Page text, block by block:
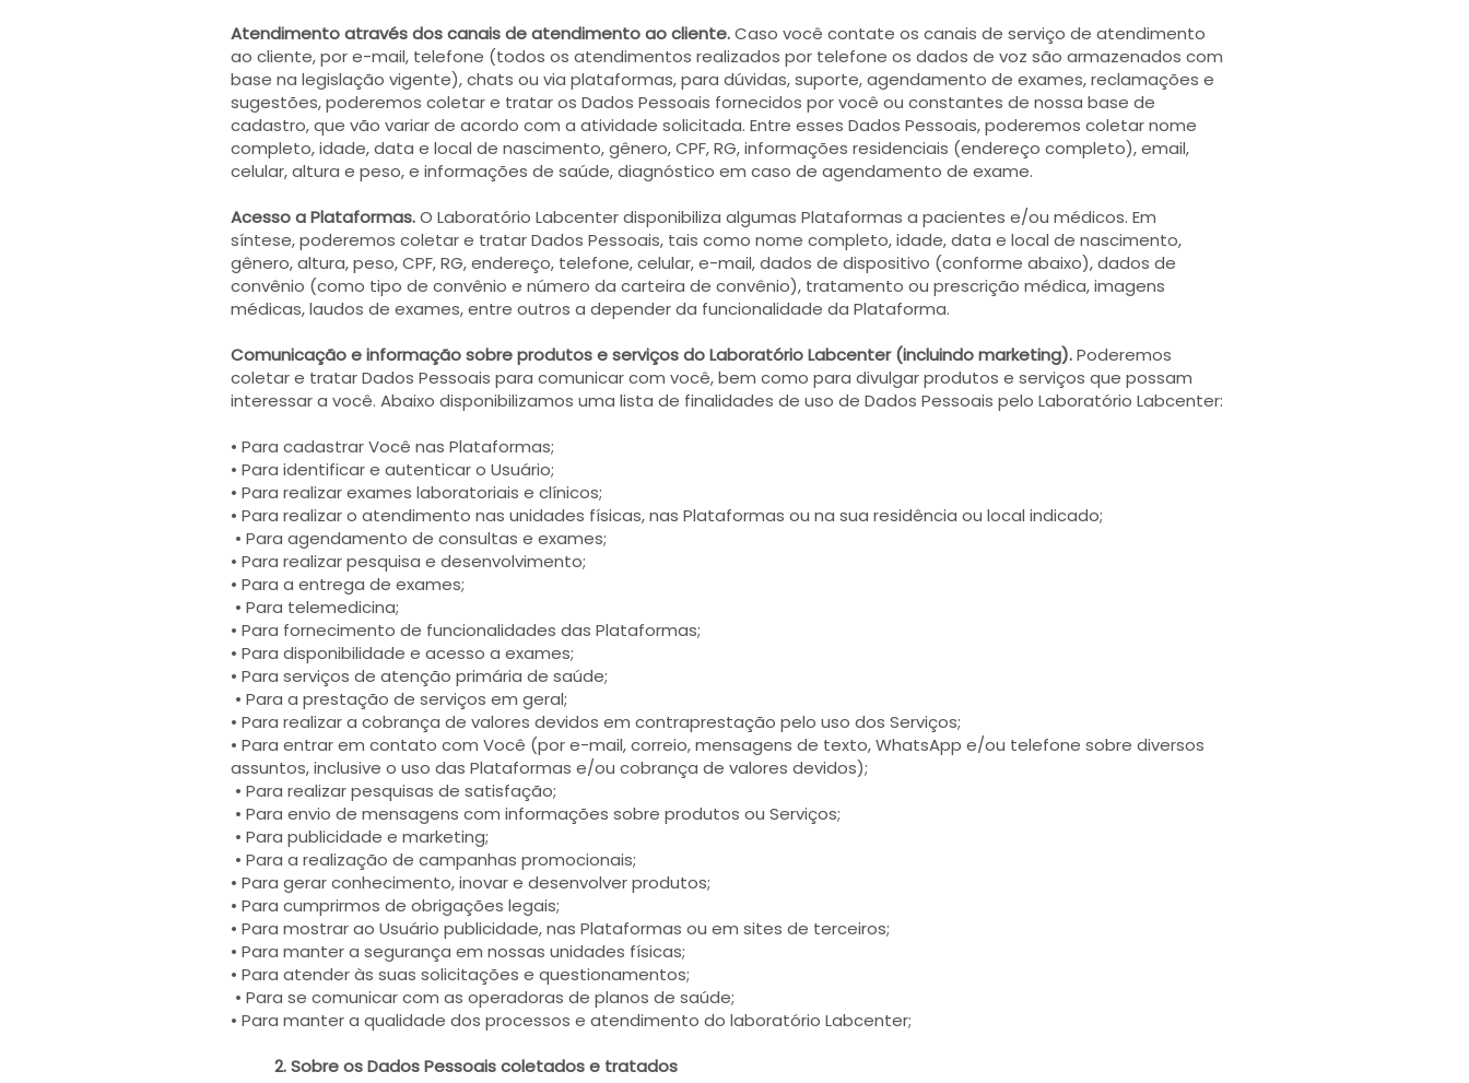
Atendimento através dos canais de atendimento ao cliente.Caso você contate os canais de serviço de atendimento
ao cliente, por e-mail, telefone (todos os atendimentos realizados por telefone os dados de voz são armazenados com
base na legislação vigente), chats ou via plataformas, para dúvidas, suporte, agendamento de exames, reclamações e
sugestões, poderemos coletar e tratar os Dados Pessoais fornecidos por você ou constantes de nossa base de
cadastro, que vão variar de acordo com a atividade solicitada. Entre esses Dados Pessoais, poderemos coletar nome
completo, idade, data e local de nascimento, gênero, CPF, RG, informações residenciais (endereço completo), email,
celular, altura e peso, e informações de saúde, diagnóstico em caso de agendamento de exame.
Acesso a Plataformas.O Laboratório Labcenter disponibiliza algumas Plataformas a pacientes e/ou médicos. Em
síntese, poderemos coletar e tratar Dados Pessoais, tais como nome completo, idade, data e local de nascimento,
gênero, altura, peso, CPF, RG, endereço, telefone, celular, e-mail, dados de dispositivo (conforme abaixo), dados de
convênio (como tipo de convênio e número da carteira de convênio), tratamento ou prescrição médica, imagens
médicas, laudos de exames, entre outros a depender da funcionalidade da Plataforma.
Comunicação e informação sobre produtos e serviços do Laboratório Labcenter (incluindo marketing).Poderemos
coletar e tratar Dados Pessoais para comunicar com você, bem como para divulgar produtos e serviços que possam
interessar a você. Abaixo disponibilizamos uma lista de finalidades de uso de Dados Pessoais pelo Laboratório Labcenter:
• Para cadastrar Você nas Plataformas;
• Para identificar e autenticar o Usuário;
• Para realizar exames laboratoriais e clínicos;
• Para realizar o atendimento nas unidades físicas, nas Plataformas ou na sua residência ou local indicado;
• Para agendamento de consultas e exames;
• Para realizar pesquisa e desenvolvimento;
• Para a entrega de exames;
• Para telemedicina;
• Para fornecimento de funcionalidades das Plataformas;
• Para disponibilidade e acesso a exames;
• Para serviços de atenção primária de saúde;
• Para a prestação de serviços em geral;
• Para realizar a cobrança de valores devidos em contraprestação pelo uso dos Serviços;
• Para entrar em contato com Você (por e-mail, correio, mensagens de texto, WhatsApp e/ou telefone sobre diversos
assuntos, inclusive o uso das Plataformas e/ou cobrança de valores devidos);
• Para realizar pesquisas de satisfação;
• Para envio de mensagens com informações sobre produtos ou Serviços;
• Para publicidade e marketing;
• Para a realização de campanhas promocionais;
• Para gerar conhecimento, inovar e desenvolver produtos;
• Para cumprirmos de obrigações legais;
• Para mostrar ao Usuário publicidade, nas Plataformas ou em sites de terceiros;
• Para manter a segurança em nossas unidades físicas;
• Para atender às suas solicitações e questionamentos;
• Para se comunicar com as operadoras de planos de saúde;
• Para manter a qualidade dos processos e atendimento do laboratório Labcenter;
2. Sobre os Dados Pessoais coletados e tratados